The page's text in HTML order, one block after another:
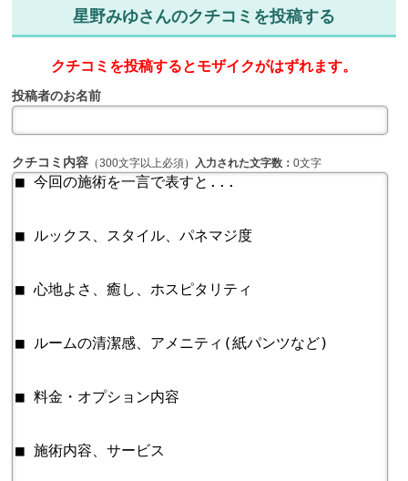
星野みゆさんのクチコミを投稿する
クチコミを投稿するとモザイクがはずれます。
投稿者のお名前
クチコミ内容 （300文字以上必須） 入力された文字数：0文字